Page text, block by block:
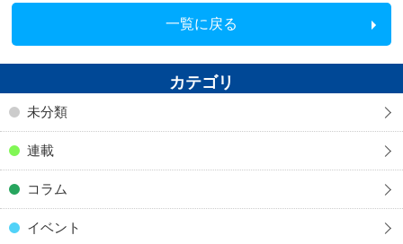
一覧に戻る
カテゴリ
未分類
連載
コラム
イベント